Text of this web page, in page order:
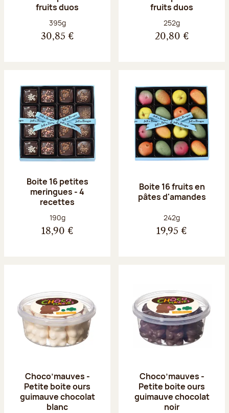
fruits duos
Poids net :
395g
30,85 €
fruits duos
Poids net :
252g
20,80 €
Boite 16 petites
meringues - 4
recettes
Poids net :
190g
18,90 €
Boite 16 fruits en
pâtes d'amandes
Poids net :
242g
19,95 €
Choco’mauves -
Petite boite ours
guimauve chocolat
blanc
Choco’mauves -
Petite boite ours
guimauve chocolat
noir